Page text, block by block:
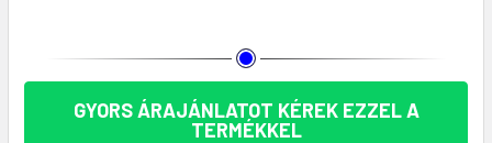
GYORS ÁRAJÁNLATOT KÉREK EZZEL A
TERMÉKKEL